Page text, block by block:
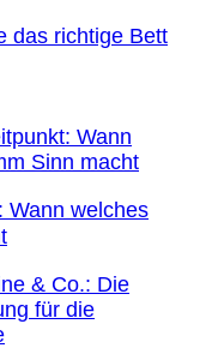
das richtige Bett
Wann welches